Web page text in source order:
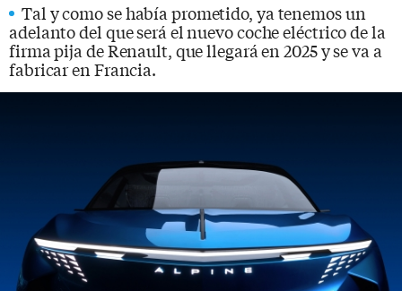
Tal y como se había prometido, ya tenemos un
adelanto del que será el nuevo coche eléctrico de la
firma pija de Renault, que llegará en 2025 y se va a
fabricar en Francia.